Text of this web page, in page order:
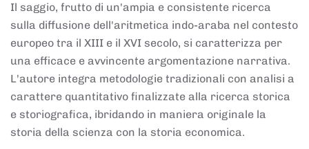
Il saggio, frutto di un'ampia e consistente ricerca
sulla diffusione dell'aritmetica indo-araba nel contesto
europeo tra il XIII e il XVI secolo, si caratterizza per
una efficace e avvincente argomentazione narrativa.
L'autore integra metodologie tradizionali con analisi a
carattere quantitativo finalizzate alla ricerca storica
e storiografica, ibridando in maniera originale la
storia della scienza con la storia economica.